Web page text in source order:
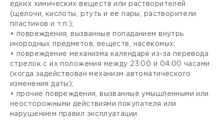
едких химических веществ или растворителей
(щелочи, кислоты, ртуть и ее пары, растворители
пластиков и т.п.);
• повреждения, вызванные попаданием внутрь
инородных предметов, веществ, насекомых;
• повреждение механизма календаря из-за перевода
стрелок с их положения между 23:00 и 04:00 часами
(когда задействован механизм автоматического
изменения даты);
• прочие повреждения, вызванные умышленными или
неосторожными действиями покупателя или
нарушением правил эксплуатации.